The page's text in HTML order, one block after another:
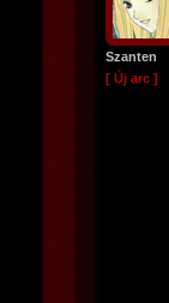
Szanten
[ Új arc ]